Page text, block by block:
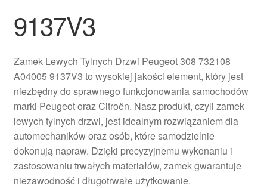
Dostawa na cały świat
Moje konto
O nas
Płatności
Polityka prywatności
9137V3
Zamek Lewych Tylnych Drzwi Peugeot 308 732108
A04005 9137V3 to wysokiej jakości element, który jest
niezbędny do sprawnego funkcjonowania samochodów
marki Peugeot oraz Citroën. Nasz produkt, czyli zamek
lewych tylnych drzwi, jest idealnym rozwiązaniem dla
automechaników oraz osób, które samodzielnie
dokonują napraw. Dzięki precyzyjnemu wykonaniu i
zastosowaniu trwałych materiałów, zamek gwarantuje
niezawodność i długotrwałe użytkowanie.